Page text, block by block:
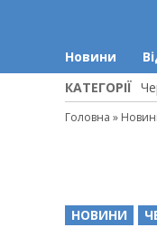
Новини
КАТЕГОРІЇ
Головна »
POSTED
IN
НОВИНИ